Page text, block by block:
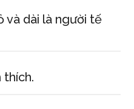
và dài là người tế
thích.